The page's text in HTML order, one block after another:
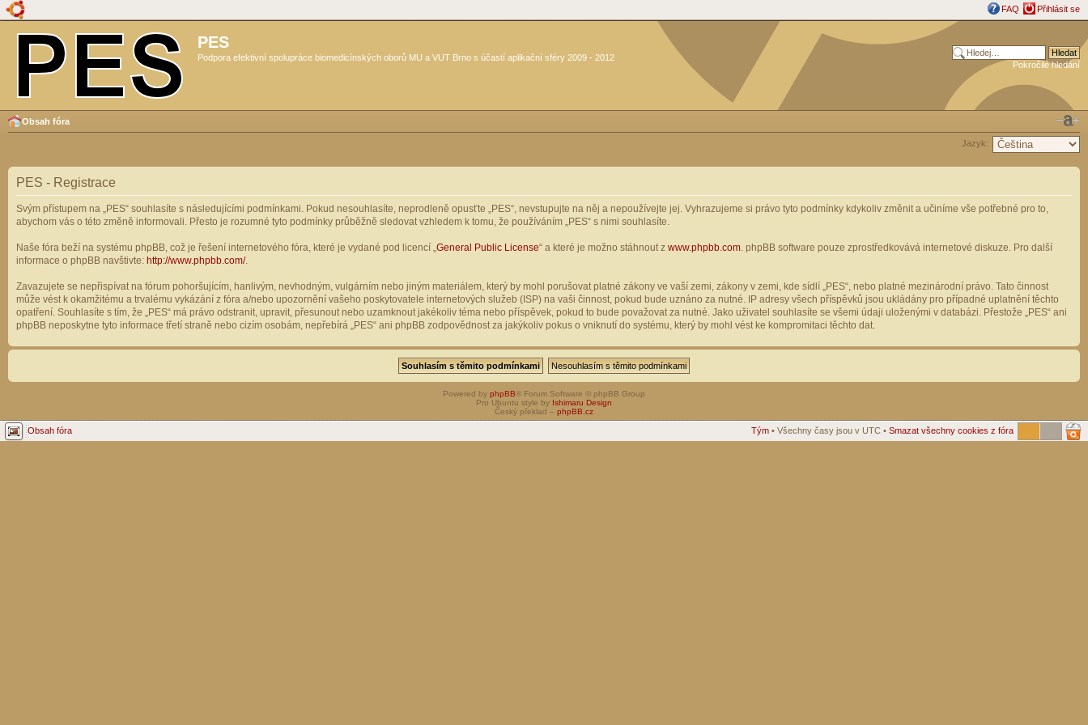
FAQ Přihlásit se
PES
Podpora efektivní spolupráce biomedicínských oborů MU a VUT Brno s účastí aplikační sféry 2009 - 2012
Pokročilé hledání
Obsah fóra
Jazyk:
PES - Registrace
Svým přístupem na „PES“ souhlasíte s následujícími podmínkami. Pokud nesouhlasíte, neprodleně opusťte „PES“, nevstupujte na něj a nepoužívejte jej. Vyhrazujeme si právo tyto podmínky kdykoliv změnit a učiníme vše potřebné pro to,
abychom vás o této změně informovali. Přesto je rozumné tyto podmínky průběžně sledovat vzhledem k tomu, že používáním „PES“ s nimi souhlasíte.
Naše fóra beží na systému phpBB, což je řešení internetového fóra, které je vydané pod licencí „ General Public License“ a které je možno stáhnout z www.phpbb.com . phpBB software pouze zprostředkovává internetové diskuze. Pro další
informace o phpBB navštivte: http://www.phpbb.com/.
Zavazujete se nepřispívat na fórum pohoršujícím, hanlivým, nevhodným, vulgárním nebo jiným materiálem, který by mohl porušovat platné zákony ve vaší zemi, zákony v zemi, kde sídlí „PES“, nebo platné mezinárodní právo. Tato činnost
může vést k okamžitému a trvalému vykázání z fóra a/nebo upozornění vašeho poskytovatele internetových služeb (ISP) na vaši činnost, pokud bude uznáno za nutné. IP adresy všech příspěvků jsou ukládány pro případné uplatnění těchto
opatření. Souhlasíte s tím, že „PES“ má právo odstranit, upravit, přesunout nebo uzamknout jakékoliv téma nebo příspěvek, pokud to bude považovat za nutné. Jako uživatel souhlasíte se všemi údaji uloženými v databázi. Přestože „PES“ ani
phpBB neposkytne tyto informace třetí straně nebo cizím osobám, nepřebírá „PES“ ani phpBB zodpovědnost za jakýkoliv pokus o vniknutí do systému, který by mohl vést ke kompromitaci těchto dat.
Powered by phpBB® Forum Software © phpBB Group
Pro Ubuntu style by Ishimaru Design
Český překlad – phpBB.cz
Obsah fóra Tým • Všechny časy jsou v UTC • Smazat všechny cookies z fóra